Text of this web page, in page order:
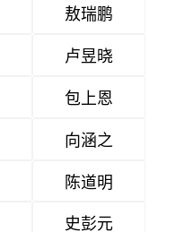
敖瑞鹏
卢昱晓
包上恩
向涵之
陈道明
史彭元